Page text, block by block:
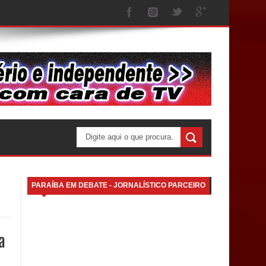
PARAÍBA EM DEBATE - JORNALÍSTICO PARCEIRO